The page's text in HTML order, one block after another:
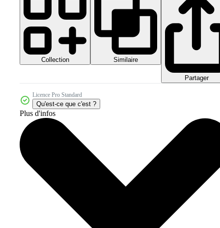
Collection Similaire
Partager
Licence Pro Standard
Qu'est-ce que c'est ?
Plus d'infos